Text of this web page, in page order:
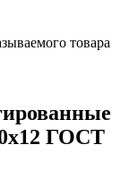
товара
ГОСТ